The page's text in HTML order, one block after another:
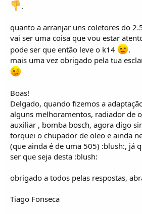
.
quanto a arranjar uns coletores do
vai ser uma coisa que vou estar
pode ser que então leve o k14
.
mais uma vez obrigado pela tua
Boas!
Delgado, quando fizemos a
alguns melhoramentos, radiador de
auxiliar , bomba bosch, agora digo
torquei o chupador de oleo e ainda
(que ainda é de uma 505) :blush:, já
ser que seja desta :blush:
obrigado a todos pelas respostas,
Tiago Fonseca